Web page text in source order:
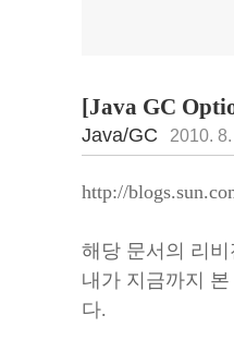
[Java GC
Java/GC 2010.
http://
해당 문서의 리
내가 지금까지
다.